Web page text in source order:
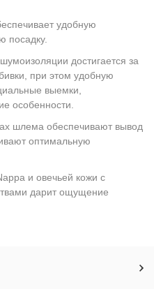
удобную
посадку.
достигается за
при этом удобную
выемки,
особенности.
шлема обеспечивают вывод
оптимальную
и овечьей кожи с
дарит ощущение